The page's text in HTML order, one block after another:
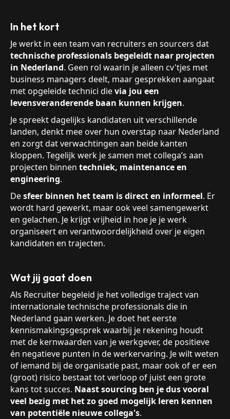
In het kort
Je werkt in een team van recruiters en sourcers dat
technische professionals begeleidt naar projecten
in Nederland. Geen rol waarin je alleen cv'tjes met
business managers deelt, maar gesprekken aangaat
met opgeleide technici dievia jou een
levensveranderende baan kunnen krijgen.
Je spreekt dagelijks kandidaten uit verschillende
landen, denkt mee over hun overstap naar Nederland
en zorgt dat verwachtingen aan beide kanten
kloppen. Tegelijk werk je samen met collega’s aan
projecten binnen techniek, maintenance en
engineering.
Desfeer binnen het team is direct en informeel. Er
wordt hard gewerkt, maar ook veel samengewerkt
en gelachen. Je krijgt vrijheid in hoe je je werk
organiseert en verantwoordelijkheid over je eigen
kandidaten en trajecten.
Wat jij gaat doen
Als Recruiter begeleid je het volledige traject van
internationale technische professionals die in
Nederland gaan werken. Je doet het eerste
kennismakingsgesprek waarbij je rekening houdt
met de kernwaarden van je werkgever, de positieve
én negatieve punten in de werkervaring. Je wilt weten
of iemand bij de organisatie past, maar ook of er een
(groot) risico bestaat tot verloop of juist een grote
kans tot succes. Naast sourcing ben je dus vooral
veel bezig met het zo goed mogelijk leren kennen
van potentiële nieuwe collega's.